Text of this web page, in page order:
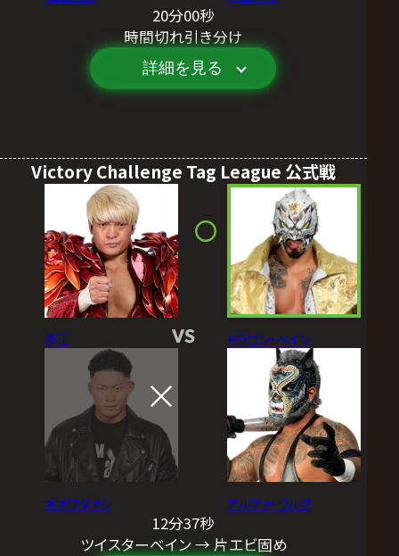
20分00秒
時間切れ引き分け
詳細を見る
Victory Challenge Tag League 公式戦
拳王
オオワダサン
VS ドラゴン・ベイン
アルファ・ウルフ
12分37秒
ツイスターベイン → 片エビ固め